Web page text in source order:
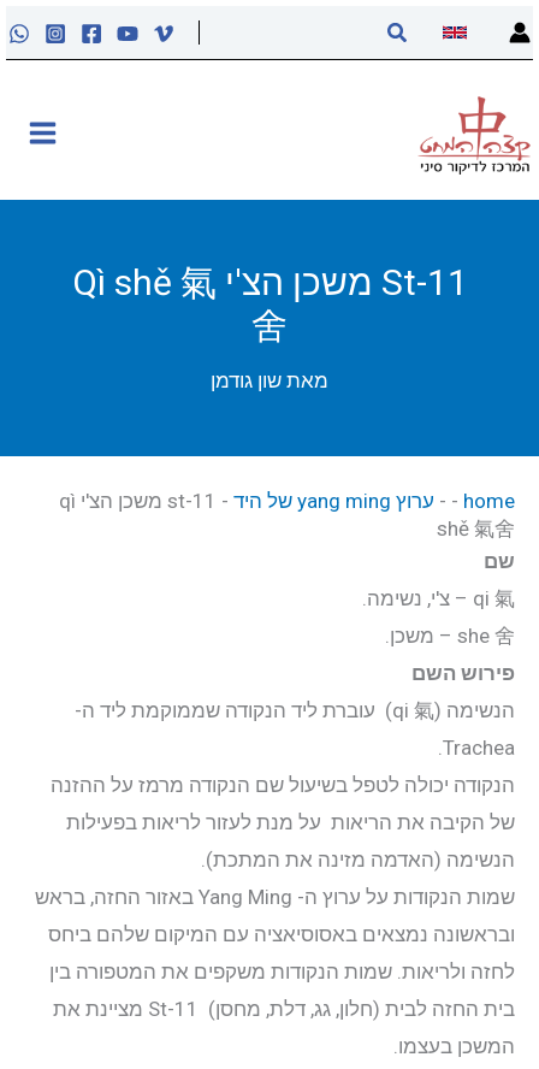
דילוג
לתוכן
חיפוש
St-11 משכן הצ'י Qì shě 氣
舍
מאת שון גודמן
home
-
- ערוץ yang ming של היד -
st-11 משכן הצ'י qì
shě 氣舍
שם
qi 氣
– צ'י, נשימה.
she 舍
– משכן.
פירוש השם
הנשימה (qi 氣) עוברת ליד הנקודה שממוקמת ליד ה-
Trachea.
הנקודה יכולה לטפל בשיעול שם הנקודה מרמז על ההזנה
של הקיבה את הריאות על מנת לעזור לריאות בפעילות
הנשימה (האדמה מזינה את המתכת).
שמות הנקודות על ערוץ ה- Yang Ming באזור החזה, בראש
ובראשונה נמצאים באסוסיאציה עם המיקום שלהם ביחס
לחזה ולריאות. שמות הנקודות משקפים את המטפורה בין
בית החזה לבית (חלון, גג, דלת, מחסן) St-11 מציינת את
המשכן בעצמו.
פוסטים
מאסטר טונג
קליניקה
מאסטר טונג